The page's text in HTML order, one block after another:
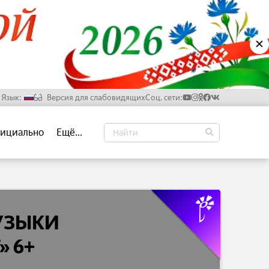
✕
Язык: Версия для слабовидящихСоц. сети:
Ещё...
6+